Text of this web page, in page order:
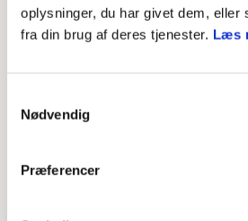
oplysninger, du har givet dem, eller
fra din brug af deres tjenester. Læs
Nødvendig
Præferencer